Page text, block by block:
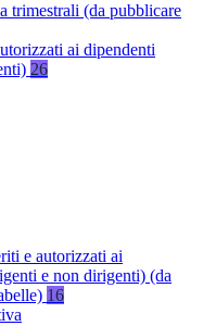
trimestrali (da pubblicare
ai dipendenti
26
e autorizzati ai
e non dirigenti) (da
16